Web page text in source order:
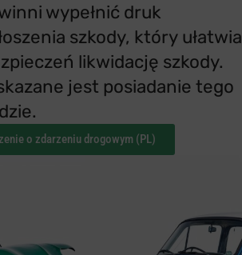
wypełnić druk
szkody, który ułatwia
likwidację szkody.
jest posiadanie tego
o zdarzeniu drogowym (PL)